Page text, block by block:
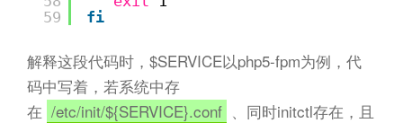
59
fi
解释这段代码时，$SERVICE以php5-fpm为例，代
码中写着，若系统中存
在 /etc/init/${SERVICE}.conf
、同时initctl存在，且